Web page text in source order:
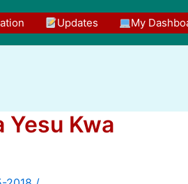
Updates My
Yesu Kwa